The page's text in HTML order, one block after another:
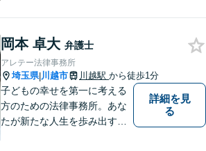
ん。問題を解決するための適
切なサポートを提供します。
お気軽にご相談ください。
岡本 卓大 弁護士
アレテー法律事務所
埼玉県|川越市 川越駅 から徒歩1分
子どもの幸せを第一に考える
方のための法律事務所。あな
たが新たな人生を歩み出すた
詳細を見
る